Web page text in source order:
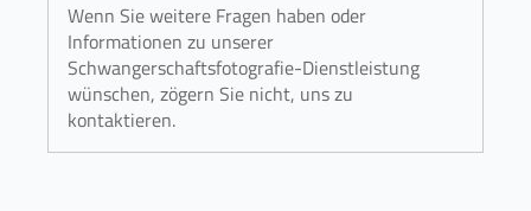
Wenn Sie weitere Fragen haben oder
Informationen zu unserer
Schwangerschaftsfotografie-Dienstleistung
wünschen, zögern Sie nicht, uns zu
kontaktieren.